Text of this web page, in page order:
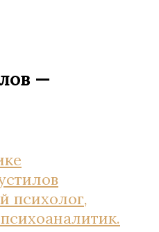
—
психолог,